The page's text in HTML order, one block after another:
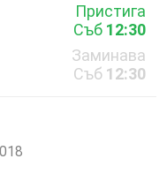
Пристига
Съб 12:30
Заминава
Съб 12:30